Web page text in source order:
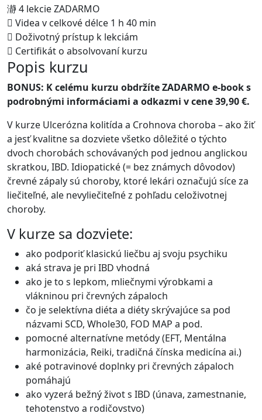
4 lekcie ZADARMO
Videa v celkové délce 1 h 40 min
Doživotný prístup k lekciám
Certifikát o absolvovaní kurzu
Popis kurzu
BONUS: K celému kurzu obdržíte ZADARMO e-book s
podrobnými informáciami a odkazmi v cene 39,90 €.
V kurze Ulcerózna kolitída a Crohnova choroba – ako žiť
a jesť kvalitne sa dozviete všetko dôležité o týchto
dvoch chorobách schovávaných pod jednou anglickou
skratkou, IBD. Idiopatické (= bez známych dôvodov)
črevné zápaly sú choroby, ktoré lekári označujú síce za
liečiteľné, ale nevyliečiteľné z pohľadu celoživotnej
choroby.
V kurze sa dozviete:
ako podporiť klasickú liečbu aj svoju psychiku
aká strava je pri IBD vhodná
ako je to s lepkom, mliečnymi výrobkami a
vlákninou pri črevných zápaloch
čo je selektívna diéta a diéty skrývajúce sa pod
názvami SCD, Whole30, FOD MAP a pod.
pomocné alternatívne metódy (EFT, Mentálna
harmonizácia, Reiki, tradičná čínska medicína ai.)
aké potravinové doplnky pri črevných zápaloch
pomáhajú
ako vyzerá bežný život s IBD (únava, zamestnanie,
tehotenstvo a rodičovstvo)